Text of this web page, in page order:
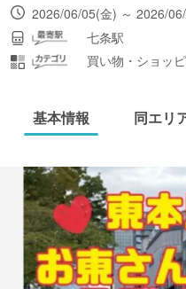
2026/06/05(金) ～ 2026/
七条駅
買い物・ショッ
基本情報 同エリ